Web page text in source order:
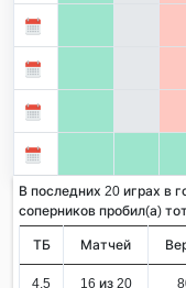
В последних 20 играх в
соперников пробил(а)
ТБ Матчей
4.5 16 из 20